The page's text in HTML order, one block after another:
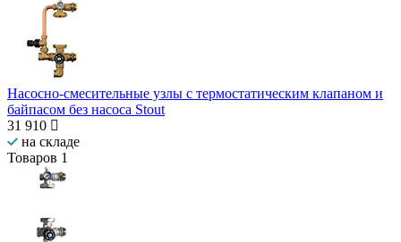
Насосно-смесительные узлы с термостатическим клапаном и
байпасом без насоса Stout
31 910
на складе
Товаров 1